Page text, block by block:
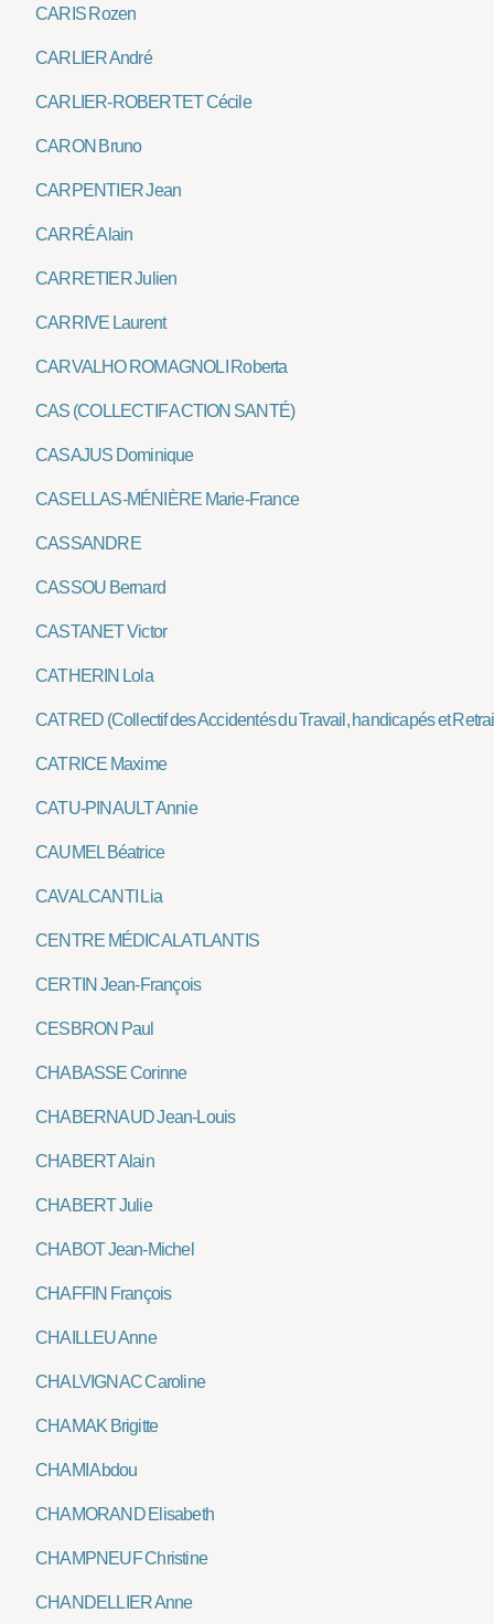
CARIS Rozen
CARLIER André
CARLIER-ROBERTET Cécile
CARON Bruno
CARPENTIER Jean
CARRÉ Alain
CARRETIER Julien
CARRIVE Laurent
CARVALHO ROMAGNOLI Roberta
CAS (COLLECTIF ACTION SANTÉ)
CASAJUS Dominique
CASELLAS-MÉNIÈRE Marie-France
CASSANDRE
CASSOU Bernard
CASTANET Victor
CATHERIN Lola
CATRED (Collectif des Accidentés du Travail, handicapés et
CATRICE Maxime
CATU-PINAULT Annie
CAUMEL Béatrice
CAVALCANTI Lia
CENTRE MÉDICAL ATLANTIS
CERTIN Jean-François
CESBRON Paul
CHABASSE Corinne
CHABERNAUD Jean-Louis
CHABERT Alain
CHABERT Julie
CHABOT Jean-Michel
CHAFFIN François
CHAILLEU Anne
CHALVIGNAC Caroline
CHAMAK Brigitte
CHAMI Abdou
CHAMORAND Elisabeth
CHAMPNEUF Christine
CHANDELLIER Anne